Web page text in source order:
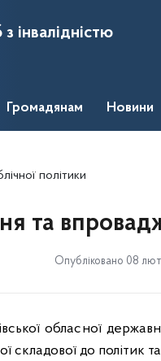
інвалідністю
Громадянам Новини
політики
та
Опубліковано 08
обласної
складової до